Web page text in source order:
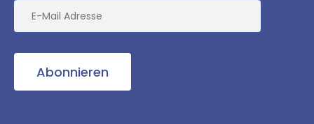
Abonnieren